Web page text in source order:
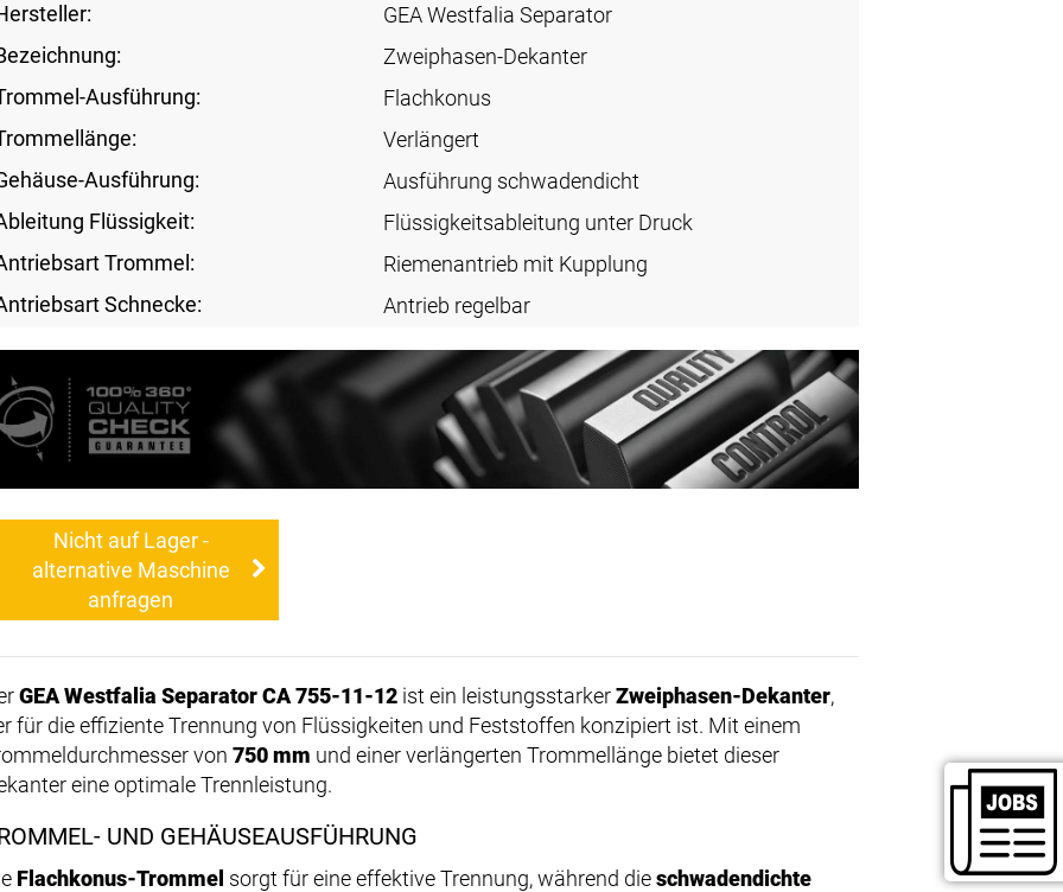
GEA Westfalia Separator
Zweiphasen-Dekanter
Ausführung:
Flachkonus
Verlängert
Ausführung:
Ausführung schwadendicht
Flüssigkeit:
Flüssigkeitsableitung unter Druck
Trommel:
Riemenantrieb mit Kupplung
Schnecke:
Antrieb regelbar
Nicht auf Lager -
alternative Maschine
anfragen
GEA Westfalia Separator CA 755-11-12 ist ein leistungsstarkerZweiphasen-Dekanter,
für die effiziente Trennung von Flüssigkeiten und Feststoffen konzipiert ist. Mit einem
von 750 mm und einer verlängerten Trommellänge bietet dieser
eine optimale Trennleistung.
UND GEHÄUSEAUSFÜHRUNG
Flachkonus-Trommel sorgt für eine effektive Trennung, während dieschwadendichte